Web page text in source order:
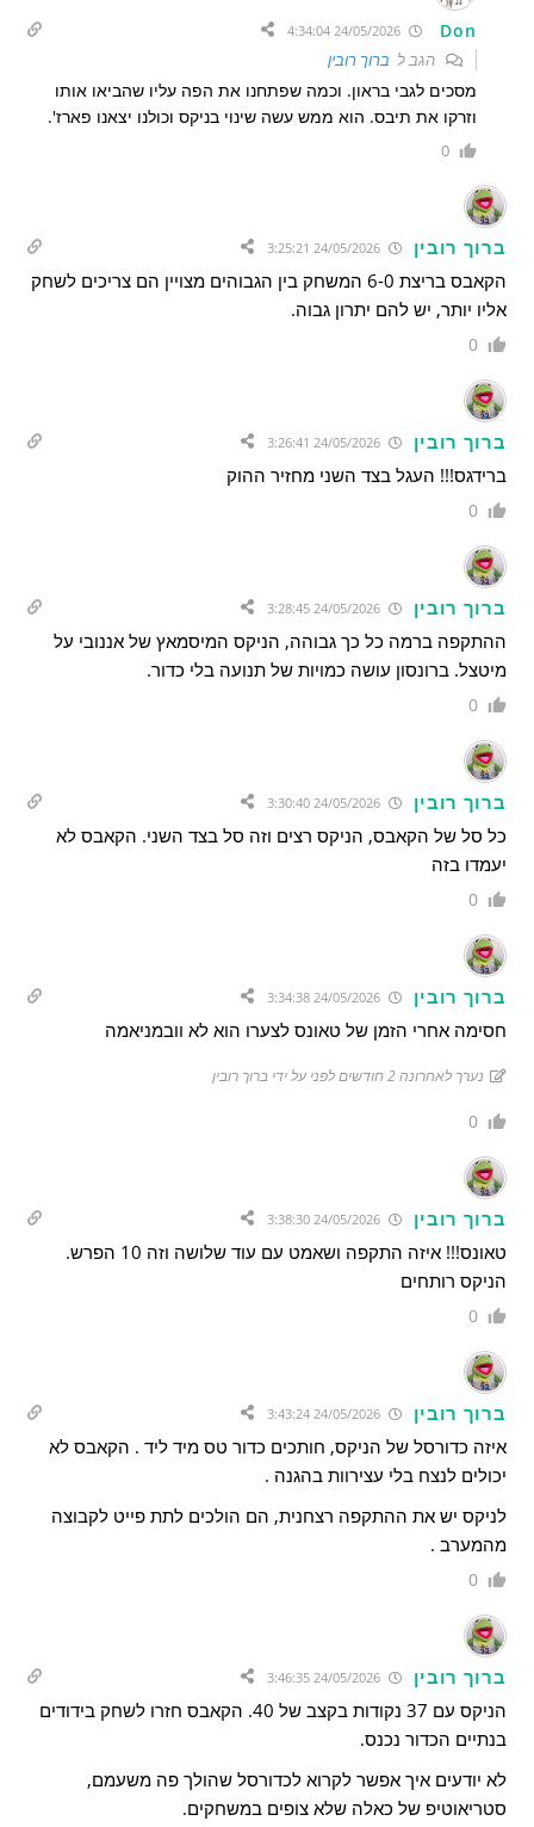
Don
הגב ל ברוך רובין
מסכים לגבי בראון. וכמה שפתחנו את הפה עליו שהביאו אותו
וזרקו את תיבס. הוא ממש עשה שינוי בניקס וכולנו יצאנו פארז'.
0
ברוך רובין 24/05/2026 3:25:21
הקאבס בריצת 6-0 המשחק בין הגבוהים מצויין הם צריכים לשחק
אליו יותר, יש להם יתרון גבוה.
0
ברוך רובין 24/05/2026 3:26:41
ברידגס!!! העגל בצד השני מחזיר ההוק
0
ברוך רובין 24/05/2026 3:28:45
ההתקפה ברמה כל כך גבוהה, הניקס המיסמאץ של אננובי על
מיטצל. ברונסון עושה כמויות של תנועה בלי כדור.
0
ברוך רובין 24/05/2026 3:30:40
כל סל של הקאבס, הניקס רצים וזה סל בצד השני. הקאבס לא
יעמדו בזה
0
ברוך רובין 24/05/2026 3:34:38
חסימה אחרי הזמן של טאונס לצערו הוא לא וובמניאמה
נערך לאחרונה 2 חודשים לפני על ידי ברוך רובין
0
ברוך רובין 24/05/2026 3:38:30
טאונס!!! איזה התקפה ושאמט עם עוד שלושה וזה 10 הפרש.
הניקס רותחים
0
ברוך רובין 24/05/2026 3:43:24
איזה כדורסל של הניקס, חותכים כדור טס מיד ליד . הקאבס לא
יכולים לנצח בלי עצירוות בהגנה .
לניקס יש את ההתקפה רצחנית, הם הולכים לתת פייט לקבוצה
מהמערב .
0
ברוך רובין 24/05/2026 3:46:35
הניקס עם 37 נקודות בקצב של 40. הקאבס חזרו לשחק בידודים
בנתיים הכדור נכנס.
לא יודעים איך אפשר לקרוא לכדורסל שהולך פה משעמם,
סטריאוטיפ של כאלה שלא צופים במשחקים.